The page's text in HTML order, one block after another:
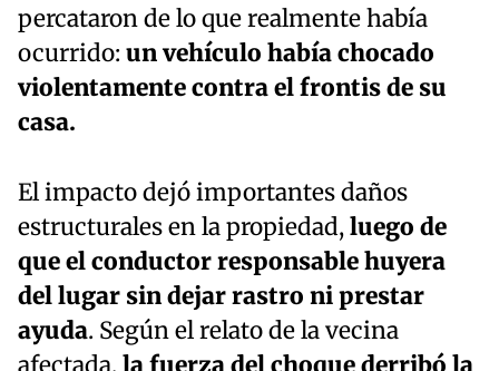
percataron de lo que realmente había
ocurrido: un vehículo había chocado
violentamente contra el frontis de su
casa.
El impacto dejó importantes daños
estructurales en la propiedad,luego de
que el conductor responsable huyera
del lugar sin dejar rastro ni prestar
ayuda. Según el relato de la vecina